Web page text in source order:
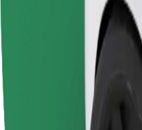
Una silla infantil con arnés garantiza un
Duración estimada del viaje